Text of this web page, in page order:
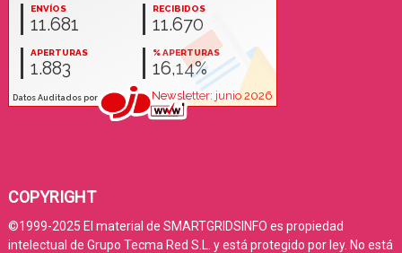
COPYRIGHT
©1999-2025 El material de SMARTGRIDSINFO es propiedad
intelectual de Grupo Tecma Red S.L. y está protegido por ley. No está